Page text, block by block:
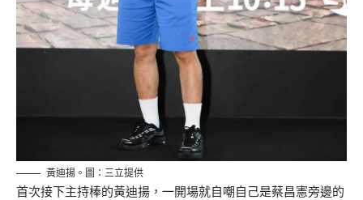
黃迪揚。圖：三立提供
首次接下主持棒的黃迪揚，一開場就自嘲自己是蔡昌憲旁邊的